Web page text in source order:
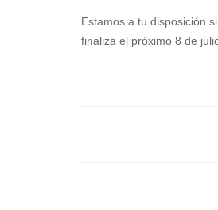
Estamos a tu disposición
finaliza el próximo 8 de